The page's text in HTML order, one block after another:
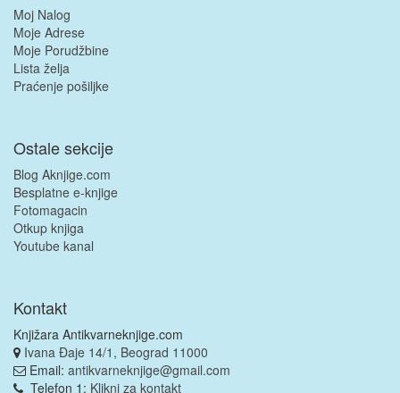
Moj Nalog
Moje Adrese
Moje Porudžbine
Lista želja
Praćenje pošiljke
Ostale sekcije
Blog Aknjige.com
Besplatne e-knjige
Fotomagacin
Otkup knjiga
Youtube kanal
Kontakt
Knjižara Antikvarneknjige.com
Ivana Đaje 14/1, Beograd 11000
Email: antikvarneknjige@gmail.com
Telefon 1: Klikni za kontakt